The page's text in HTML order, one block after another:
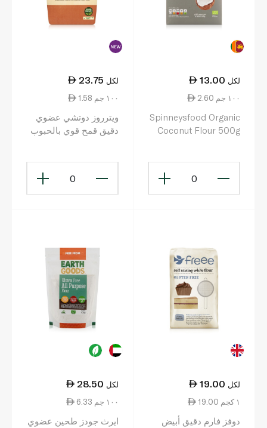
13.00 لكل
2.60 ١٠٠ جم
Spinneysfood Organic
Coconut Flour 500g
0
23.75 لكل
1.58 ١٠٠ جم
ويترروز دوتشي عضوي
دقيق قمح قوي بالحبوب
0
19.00 لكل
19.00 ١ كجم
دوفز فارم دقيق أبيض
28.50 لكل
6.33 ١٠٠ جم
ايرث جودز طحين عضوي